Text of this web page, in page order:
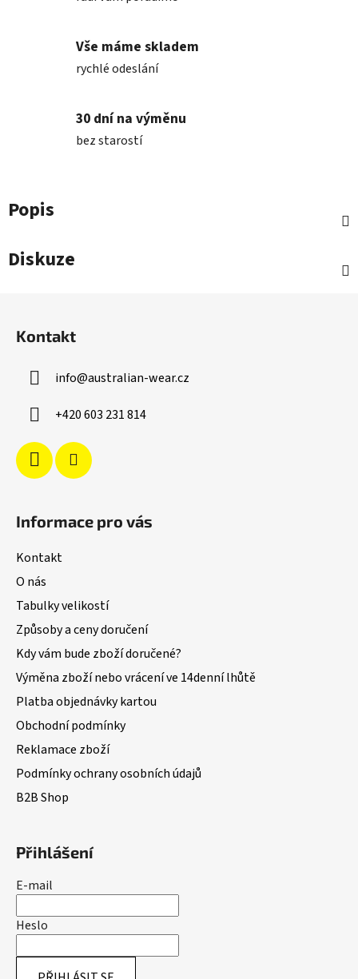
Vše máme skladem
rychlé odeslání
30 dní na výměnu
bez starostí
Popis
Diskuze
Kontakt
info@australian-wear.cz
+420 603 231 814
Informace pro vás
Kontakt
O nás
Tabulky velikostí
Způsoby a ceny doručení
Kdy vám bude zboží doručené?
Výměna zboží nebo vrácení ve 14denní lhůtě
Platba objednávky kartou
Obchodní podmínky
Reklamace zboží
Podmínky ochrany osobních údajů
B2B Shop
Přihlášení
E-mail
Heslo